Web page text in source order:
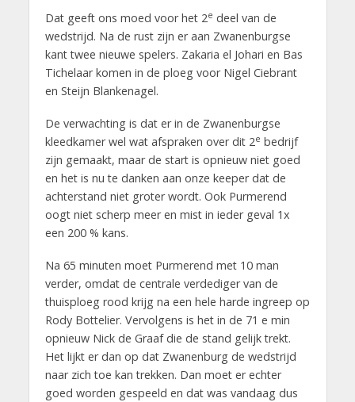
Dat geeft ons moed voor het 2e deel van de
wedstrijd. Na de rust zijn er aan Zwanenburgse
kant twee nieuwe spelers. Zakaria el Johari en Bas
Tichelaar komen in de ploeg voor Nigel Ciebrant
en Steijn Blankenagel.
De verwachting is dat er in de Zwanenburgse
kleedkamer wel wat afspraken over dit 2e bedrijf
zijn gemaakt, maar de start is opnieuw niet goed
en het is nu te danken aan onze keeper dat de
achterstand niet groter wordt. Ook Purmerend
oogt niet scherp meer en mist in ieder geval 1x
een 200 % kans.
Na 65 minuten moet Purmerend met 10 man
verder, omdat de centrale verdediger van de
thuisploeg rood krijg na een hele harde ingreep op
Rody Bottelier. Vervolgens is het in de 71 e min
opnieuw Nick de Graaf die de stand gelijk trekt.
Het lijkt er dan op dat Zwanenburg de wedstrijd
naar zich toe kan trekken. Dan moet er echter
goed worden gespeeld en dat was vandaag dus